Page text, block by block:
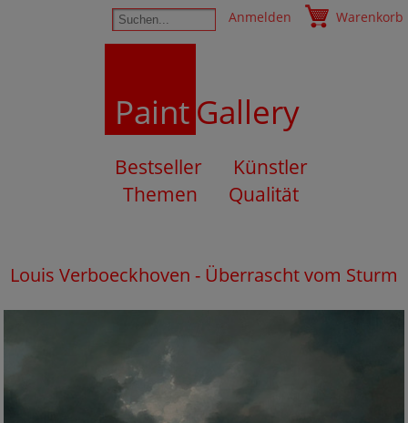
Anmelden Warenkorb
PaintGallery
Bestseller
Künstler
Themen
Qualität
Louis Verboeckhoven - Überrascht vom Sturm